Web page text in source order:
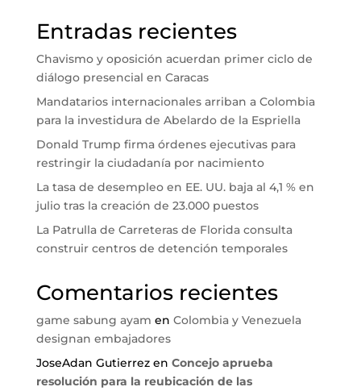
Entradas recientes
Chavismo y oposición acuerdan primer ciclo de
diálogo presencial en Caracas
Mandatarios internacionales arriban a Colombia
para la investidura de Abelardo de la Espriella
Donald Trump firma órdenes ejecutivas para
restringir la ciudadanía por nacimiento
La tasa de desempleo en EE. UU. baja al 4,1 % en
julio tras la creación de 23.000 puestos
La Patrulla de Carreteras de Florida consulta
construir centros de detención temporales
Comentarios recientes
game sabung ayam en Colombia y Venezuela
designan embajadores
JoseAdan Gutierrezen Concejo aprueba
resolución para la reubicación de las